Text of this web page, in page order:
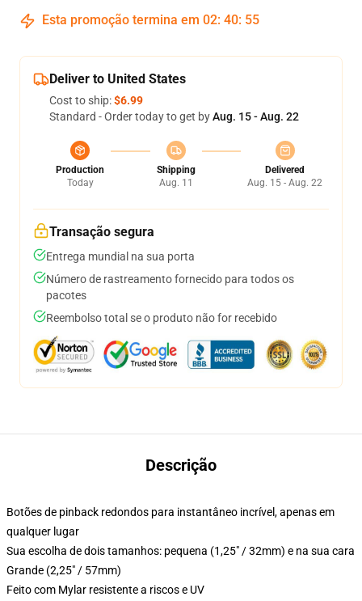
Esta promoção termina em 02: 40: 54
Deliver to United States
Cost to ship:$6.99
Standard - Order today to get byAug. 15 - Aug. 22
Production
Today
Shipping
Aug. 11
Delivered
Aug. 15 - Aug. 22
Transação segura
Entrega mundial na sua porta
Número de rastreamento fornecido para todos os
pacotes
Reembolso total se o produto não for recebido
Descrição
Botões de pinback redondos para instantâneo incrível, apenas em
qualquer lugar
Sua escolha de dois tamanhos: pequena (1,25" / 32mm) e na sua cara
Grande (2,25" / 57mm)
Feito com Mylar resistente a riscos e UV